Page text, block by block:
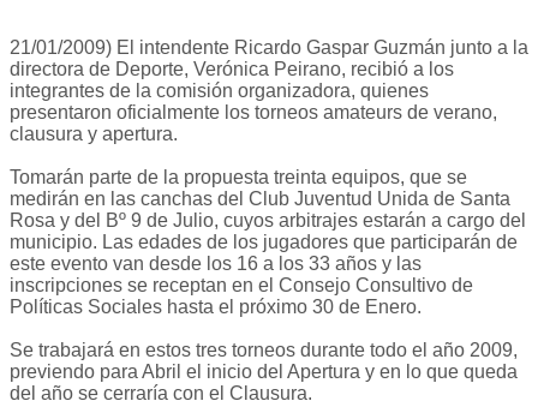
21/01/2009) El intendente Ricardo Gaspar Guzmán junto a la
directora de Deporte, Verónica Peirano, recibió a los
integrantes de la comisión organizadora, quienes
presentaron oficialmente los torneos amateurs de verano,
clausura y apertura.
Tomarán parte de la propuesta treinta equipos, que se
medirán en las canchas del Club Juventud Unida de Santa
Rosa y del Bº 9 de Julio, cuyos arbitrajes estarán a cargo del
municipio. Las edades de los jugadores que participarán de
este evento van desde los 16 a los 33 años y las
inscripciones se receptan en el Consejo Consultivo de
Políticas Sociales hasta el próximo 30 de Enero.
Se trabajará en estos tres torneos durante todo el año 2009,
previendo para Abril el inicio del Apertura y en lo que queda
del año se cerraría con el Clausura.